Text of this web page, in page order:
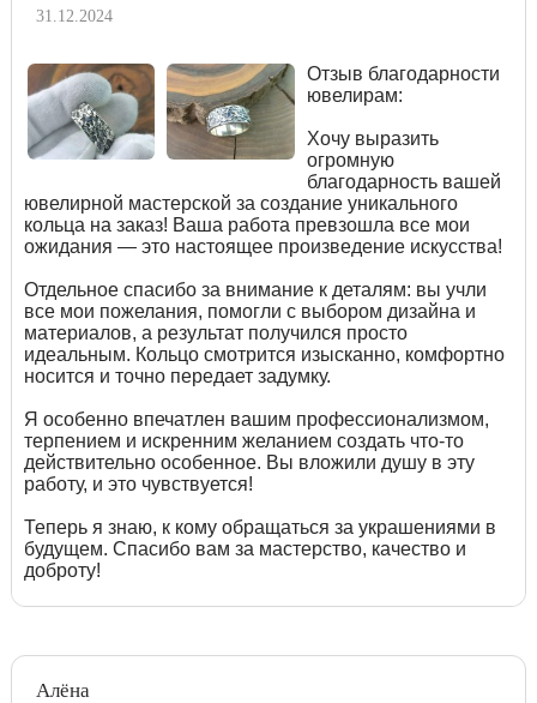
31.12.2024
Отзыв благодарности
ювелирам:
Хочу выразить
огромную
благодарность вашей
ювелирной мастерской за создание уникального
кольца на заказ! Ваша работа превзошла все мои
ожидания — это настоящее произведение искусства!
Отдельное спасибо за внимание к деталям: вы учли
все мои пожелания, помогли с выбором дизайна и
материалов, а результат получился просто
идеальным. Кольцо смотрится изысканно, комфортно
носится и точно передает задумку.
Я особенно впечатлен вашим профессионализмом,
терпением и искренним желанием создать что-то
действительно особенное. Вы вложили душу в эту
работу, и это чувствуется!
Теперь я знаю, к кому обращаться за украшениями в
будущем. Спасибо вам за мастерство, качество и
доброту!
Алёна